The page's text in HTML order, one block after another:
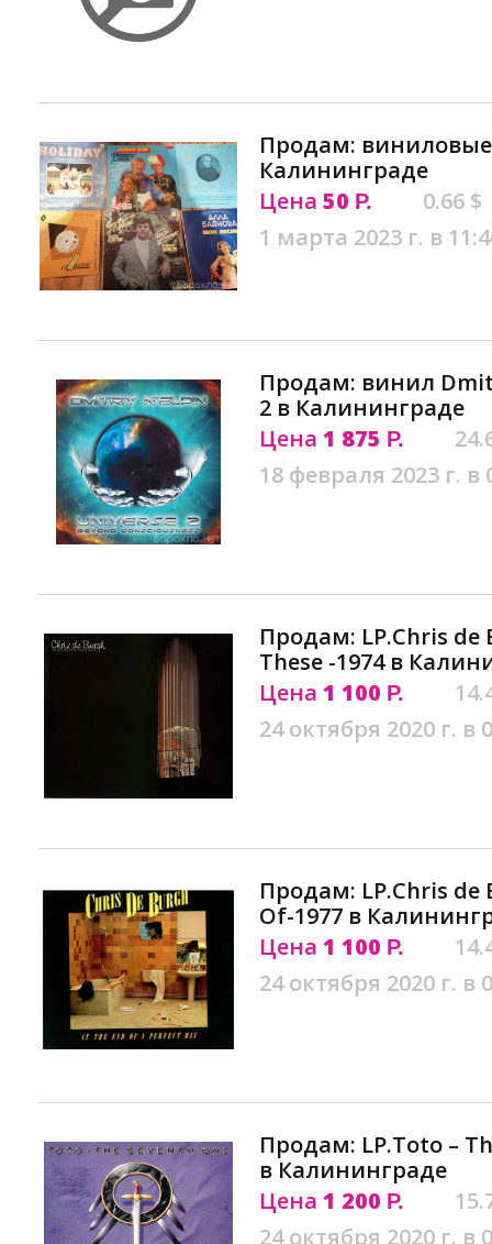
Продам:
Калининграде
Цена 50 Р.
0.66 $
1 марта 2023 г. в
Продам: винил
2 в Калининграде
Цена 1 875 Р.
18 февраля 2023 г. в
Продам: LP.Chris de
These -1974 в
Цена 1 100 Р.
24 октября 2020 г. в
Продам: LP.Chris de
Of-1977 в
Цена 1 100 Р.
24 октября 2020 г. в
Продам: LP.Toto ‎–
в Калининграде
Цена 1 200 Р.
24 октября 2020 г. в